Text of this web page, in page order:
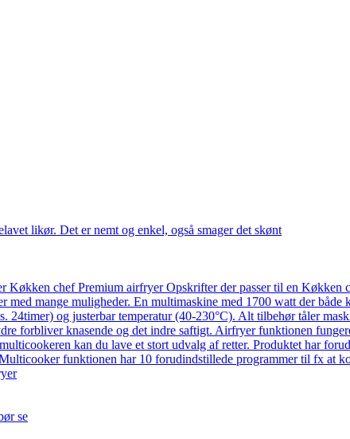
likør. Det er nemt og enkel, også smager det skønt
Køkken chef Premium airfryer Opskrifter der passer til en
mange muligheder. En multimaskine med 1700 watt der
24timer) og justerbar temperatur (40-230°C). Alt tilbehør tåler
forbliver knasende og det indre saftigt. Airfryer funktionen
kan du lave et stort udvalg af retter. Produktet har
funktionen har 10 forudindstillede programmer til fx at
se